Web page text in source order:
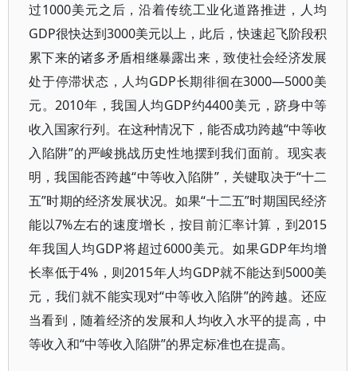
过1000美元之后，沿着传统工业化道路推进，人均
GDP很快达到3000美元以上，此后，快速起飞阶段积
累下来的诸多矛盾相继暴露出来，致使社会经济发展
处于停滞状态，人均GDP长期徘徊在3000—5000美
元。2010年，我国人均GDP约4400美元，跻身中等
收入国家行列。在这种情况下，能否成功跨越“中等收
入陷阱”的严峻挑战历史性地摆到我们面前。现实表
明，我国能否跨越“中等收入陷阱”，关键取决于“十二
五”时期的经济发展状况。如果“十二五”时期国民经济
能以7%左右的速度增长，按目前汇率计算，到2015
年我国人均GDP将超过6000美元。如果GDP年均增
长率低于4%，则2015年人均GDP就不能达到5000美
元，我们就不能实现对“中等收入陷阱”的跨越。还应
当看到，随着经济的发展和人均收入水平的提高，中
等收入和“中等收入陷阱”的界定标准也在提高。